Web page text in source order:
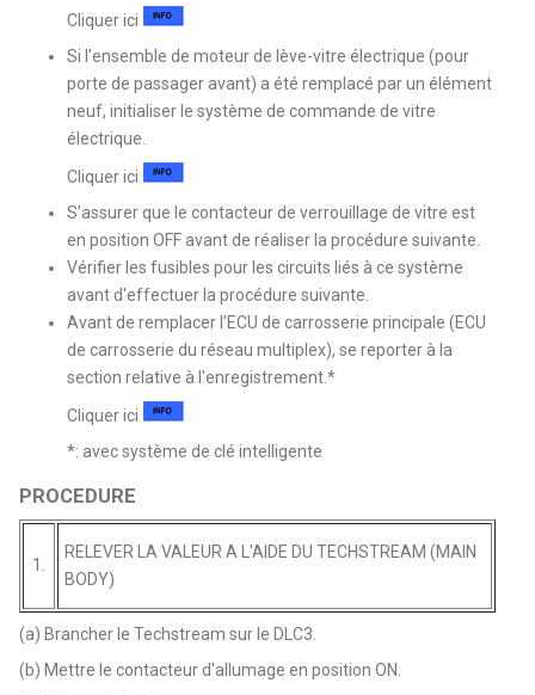
Cliquer ici
Si l'ensemble de moteur de lève-vitre électrique (pour
porte de passager avant) a été remplacé par un élément
neuf, initialiser le système de commande de vitre
électrique.
Cliquer ici
S'assurer que le contacteur de verrouillage de vitre est
en position OFF avant de réaliser la procédure suivante.
Vérifier les fusibles pour les circuits liés à ce système
avant d'effectuer la procédure suivante.
Avant de remplacer l'ECU de carrosserie principale (ECU
de carrosserie du réseau multiplex), se reporter à la
section relative à l'enregistrement.*
Cliquer ici
*: avec système de clé intelligente
PROCEDURE
1.
RELEVER LA VALEUR A L'AIDE DU TECHSTREAM (MAIN
BODY)
(a) Brancher le Techstream sur le DLC3.
(b) Mettre le contacteur d'allumage en position ON.